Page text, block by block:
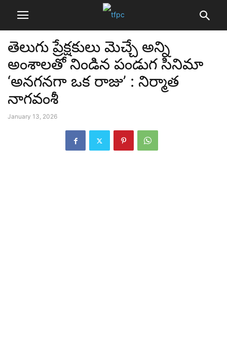
తెలుగు ప్రేక్షకులు మెచ్చే అన్ని
అంశాలతో నిండిన పండుగ సినిమా
‘అనగనగా ఒక రాజు’ : నిర్మాత
నాగవంశీ
January 13, 2026